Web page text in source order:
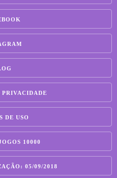
DE USO
10000
05/09/2018